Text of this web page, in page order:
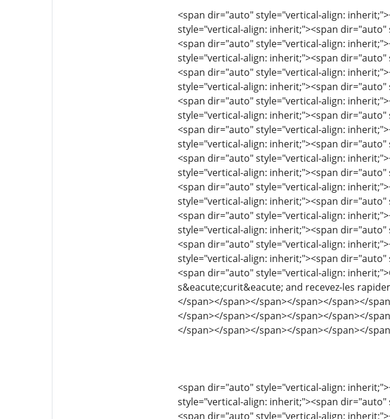
<span dir="auto" style="vertical-align:
style="vertical-align: inherit;"><span
<span dir="auto" style="vertical-align:
style="vertical-align: inherit;"><span
<span dir="auto" style="vertical-align:
style="vertical-align: inherit;"><span
<span dir="auto" style="vertical-align:
style="vertical-align: inherit;"><span
<span dir="auto" style="vertical-align:
style="vertical-align: inherit;"><span
<span dir="auto" style="vertical-align:
style="vertical-align: inherit;"><span
<span dir="auto" style="vertical-align:
style="vertical-align: inherit;"><span
<span dir="auto" style="vertical-align:
style="vertical-align: inherit;"><span
<span dir="auto" style="vertical-align:
style="vertical-align: inherit;"><span
<span dir="auto" style="vertical-align:
s&eacute;curit&eacute; and recevez-les
</span></span></span></span></span></
</span></span></span></span></span></
</span></span></span></span></span></
<span dir="auto" style="vertical-align:
style="vertical-align: inherit;"><span
<span dir="auto" style="vertical-align: